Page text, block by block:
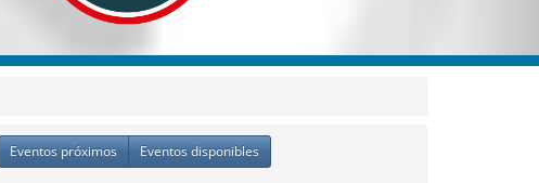
Eventos próximos Eventos disponibles